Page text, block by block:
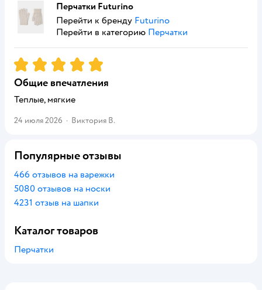
Перчатки Futurino
Перейти к бренду Futurino
Перейти в категорию Перчатки
Рейтинг:5
Общие впечатления
Теплые, мягкие
24 июля 2026 · Виктория В.
Популярные отзывы
466 отзывов на варежки
5080 отзывов на носки
4231 отзыв на шапки
Каталог товаров
Перчатки